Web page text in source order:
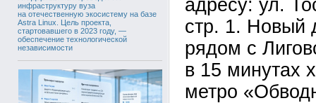
инфраструктуру вуза
на отечественную экосистему на базе
Astra Linux. Цель проекта,
стартовавшего в 2023 году, —
обеспечение технологической
независимости
адресу: ул.
стр. 1. Новый
рядом с
в 15 минутах
метро